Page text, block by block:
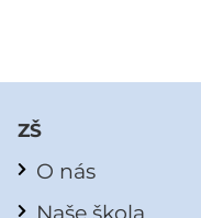
ZŠ
O nás